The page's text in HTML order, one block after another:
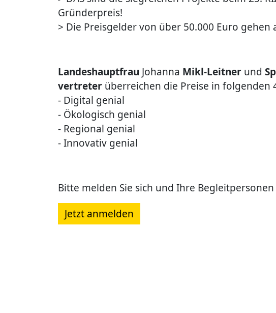
Gründerpreis!
> Die Preisgelder von über 50.000 Euro gehen
Landeshauptfrau Johanna Mikl-Leitner und
vertreter überreichen die Preise in folgenden
- Digital genial
- Ökologisch genial
- Regional genial
- Innovativ genial
Bitte melden Sie sich und Ihre Begleitpersonen
Jetzt anmelden